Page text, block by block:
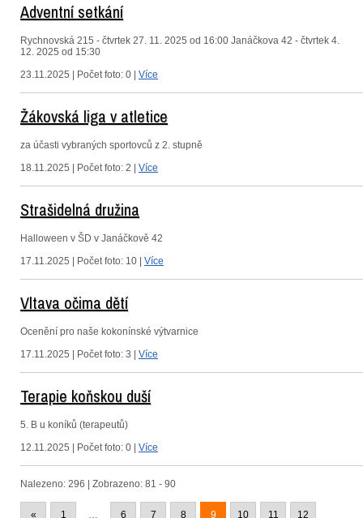
Adventní setkání
Rychnovská 215 - čtvrtek 27. 11. 2025 od 16:00 Janáčkova 42 - čtvrtek 4.
12. 2025 od 15:30
23.11.2025 | Počet foto: 0 | Více
Žákovská liga v atletice
za účasti vybraných sportovců z 2. stupně
18.11.2025 | Počet foto: 2 | Více
Strašidelná družina
Halloween v ŠD v Janáčkově 42
17.11.2025 | Počet foto: 10 | Více
Vltava očima dětí
Ocenění pro naše kokonínské výtvarnice
17.11.2025 | Počet foto: 3 | Více
Terapie koňskou duší
5. B u koníků (terapeutů)
12.11.2025 | Počet foto: 0 | Více
Nalezeno: 296 | Zobrazeno: 81 - 90
« 1 … 6 7 8 9 10 11 12